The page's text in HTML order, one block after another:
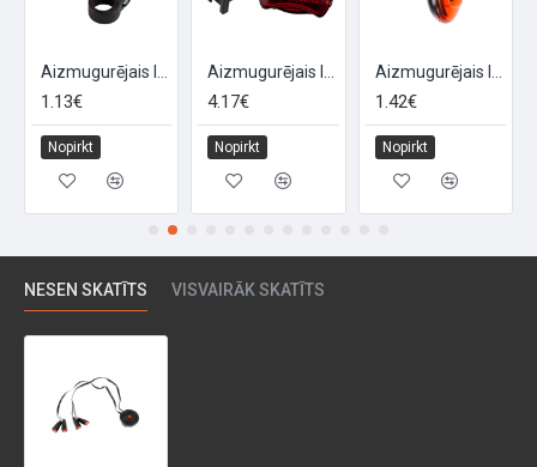
1.13€
Nopirkt
4.17€
Nopirkt
1.42€
Nopirkt
NESEN SKATĪTS VISVAIRĀK SKATĪTS